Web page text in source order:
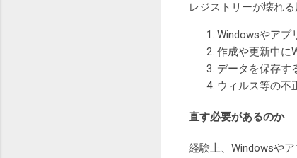
レジストリーが壊れ
Windowsやアプ
作成や更新中に
データを保存す
ウィルス等の不
直す必要があるのか
経験上、Windowsや